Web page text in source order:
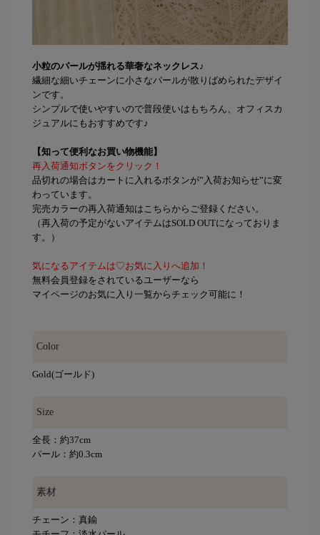
小粒のパールが揺れる華奢なネックレス♪
繊細な細いチェーンに小さなパールが散りばめられたデザイ
ンです。
シンプルで使いやすいので普段使いはもちろん、オフィスカ
ジュアルにもおすすめです♪
【知って便利なお買い物機能】
再入荷通知ボタンをクリック！
品切れの場合はカートに入れるボタンが”入荷お知らせ”に変
わっています。
完売カラーの再入荷通知はこちらからご登録ください。
（再入荷の予定がないアイテムはSOLD OUTになっておりま
す。）
気になるアイテムは♡お気に入りへ追加！
無料会員登録をされているユーザーなら
マイページのお気に入り一覧からチェック可能に！
Color
Gold(ゴールド)
Size
全長：約37cm
パール：約0.3cm
素材
チェーン：真鍮